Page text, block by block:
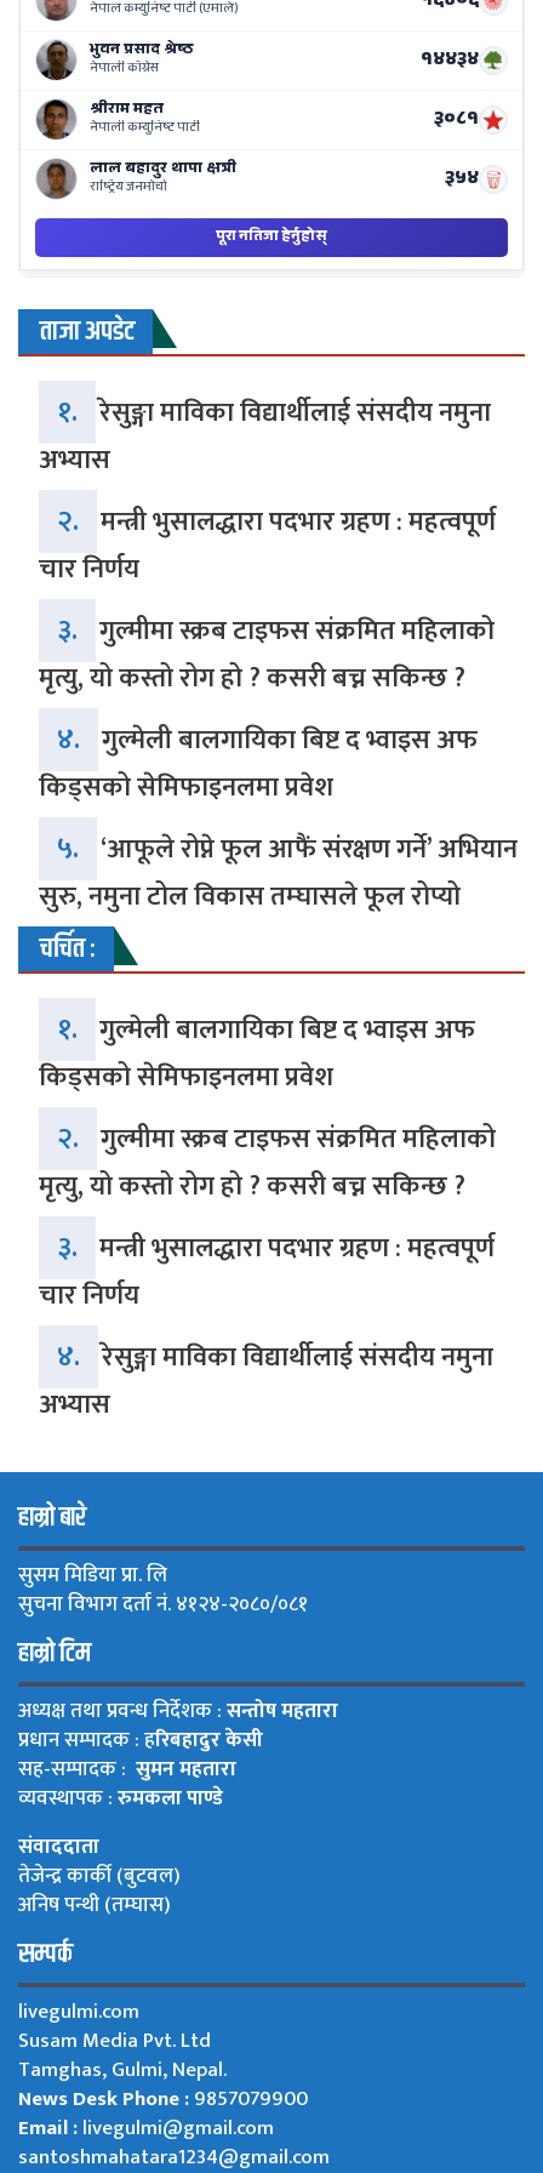
ताजा अपडेट
१. रेसुङ्गा माविका विद्यार्थीलाई संसदीय नमुना
अभ्यास
२. मन्त्री भुसालद्धारा पदभार ग्रहण : महत्वपूर्ण
चार निर्णय
३. गुल्मीमा स्क्रब टाइफस संक्रमित महिलाको
मृत्यु, यो कस्तो रोग हो ? कसरी बच्न सकिन्छ ?
४. गुल्मेली बालगायिका बिष्ट द भ्वाइस अफ
किड्सको सेमिफाइनलमा प्रवेश
५. ‘आफूले रोप्ने फूल आफैं संरक्षण गर्ने’ अभियान
सुरु, नमुना टोल विकास तम्घासले फूल रोप्यो
चर्चित :
१. गुल्मेली बालगायिका बिष्ट द भ्वाइस अफ
किड्सको सेमिफाइनलमा प्रवेश
२. गुल्मीमा स्क्रब टाइफस संक्रमित महिलाको
मृत्यु, यो कस्तो रोग हो ? कसरी बच्न सकिन्छ ?
३. मन्त्री भुसालद्धारा पदभार ग्रहण : महत्वपूर्ण
चार निर्णय
४. रेसुङ्गा माविका विद्यार्थीलाई संसदीय नमुना
अभ्यास
हाम्रो बारे
सुसम मिडिया प्रा. लि
सुचना विभाग दर्ता नं. ४१२४-२०८०/०८१
हाम्रो टिम
अध्यक्ष तथा प्रवन्ध निर्देशक :सन्तोष महतारा
प्रधान सम्पादक : हरिबहादुर केसी
सह-सम्पादक : सुमन महतारा
व्यवस्थापक :रुमकला पाण्डे
संवाददाता
तेजेन्द्र कार्की (बुटवल)
अनिष पन्थी (तम्घास)
सम्पर्क
livegulmi.com
Susam Media Pvt. Ltd
Tamghas, Gulmi, Nepal.
News Desk Phone :9857079900
Email :livegulmi@gmail.com
santoshmahatara1234@gmail.com